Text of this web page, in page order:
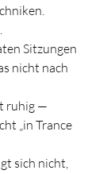
Sitzungen
nicht nach
ruhig —
„in Trance
sich nicht,